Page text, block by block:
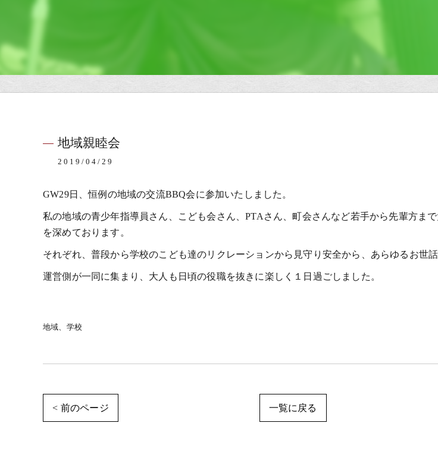
地域親睦会
2019/04/29
GW29日、恒例の地域の交流BBQ会に参加いたしました。
私の地域の青少年指導員さん、こども会さん、PTAさん、町会さんなど若手から先輩方ま
を深めております。
それぞれ、普段から学校のこども達のリクレーションから見守り安全から、あらゆるお世話
運営側が一同に集まり、大人も日頃の役職を抜きに楽しく１日過ごしました。
地域、学校
< 前のページ 一覧に戻る